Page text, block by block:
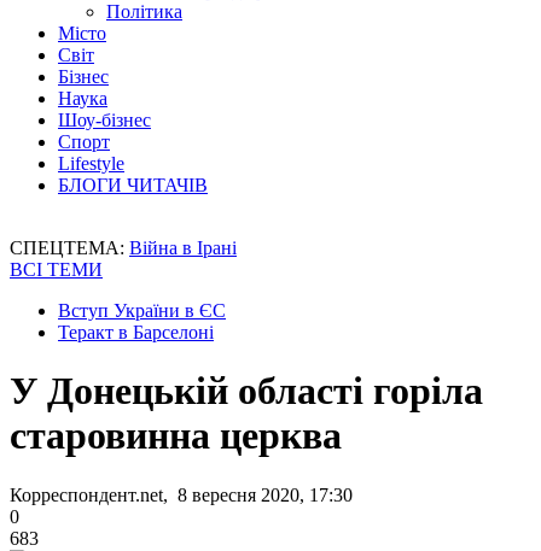
Політика
Місто
Світ
Бізнес
Наука
Шоу-бізнес
Спорт
Lifestyle
БЛОГИ ЧИТАЧІВ
СПЕЦТЕМА: Війна в Ірані
ВСІ ТЕМИ
Вступ України в ЄС
Теракт в Барселоні
У Донецькій області горіла
старовинна церква
Корреспондент.net, 8 вересня 2020, 17:30
0
683